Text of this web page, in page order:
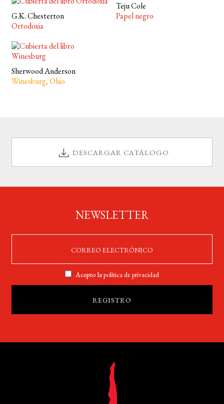
G.K. Chesterton
Ortodoxia
Teju Cole
Papel negro
Sherwood Anderson
Winesburg, Ohio
DESCARGAR CATÁLOGO
NEWSLETTER
Acepto lapolítica de privacidad